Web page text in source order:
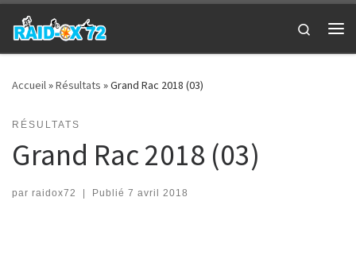
Passer au contenu
Search
Accueil»Résultats »Grand Rac 2018 (03)
RÉSULTATS
Grand Rac 2018 (03)
par raidox72 | Publié 7 avril 2018